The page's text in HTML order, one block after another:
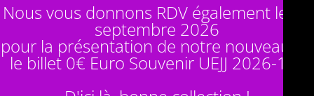
Nous vous donnons RDV également le 14
septembre 2026
pour la présentation de notre nouveauté :
le billet 0€ Euro Souvenir UEJJ 2026-10